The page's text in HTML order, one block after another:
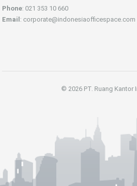
Phone: 021 353 10 660
Email : corporate@indonesiaofficespace.com
© 2026 PT. Ruang Kantor